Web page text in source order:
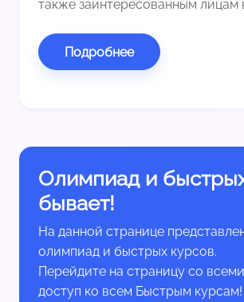
также заинтересованным лицам
Подробнее
Олимпиад и
бывает!
На данной странице
олимпиад и быстрых курсов.
Перейдите на страницу со
доступ ко всем Быстрым курсам!